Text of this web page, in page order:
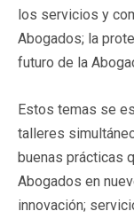
los servicios y
Abogados; la
futuro de la
Estos temas se
talleres
buenas prácticas
Abogados en
innovación;